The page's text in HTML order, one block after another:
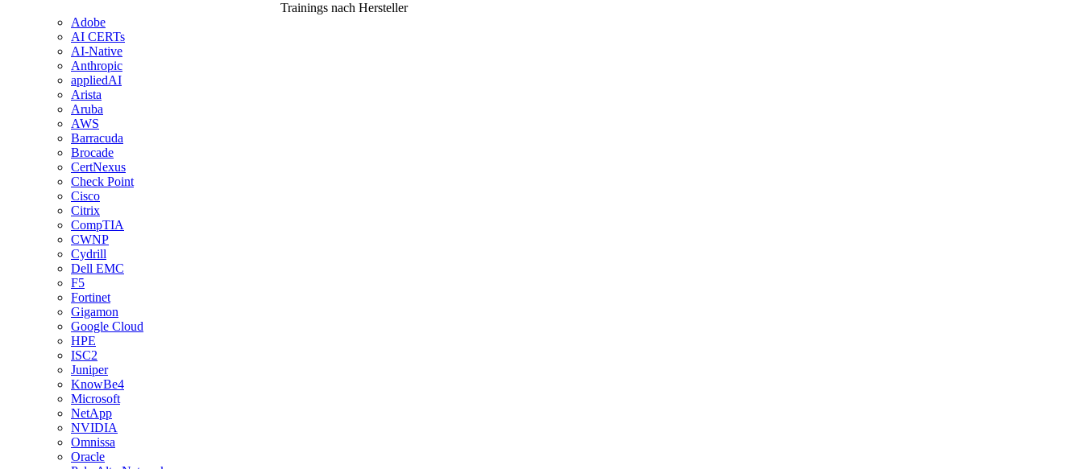
Trainings nach Hersteller
Adobe
AI CERTs
AI-Native
Anthropic
appliedAI
Arista
Aruba
AWS
Barracuda
Brocade
CertNexus
Check Point
Cisco
Citrix
CompTIA
CWNP
Cydrill
Dell EMC
F5
Fortinet
Gigamon
Google Cloud
HPE
ISC2
Juniper
KnowBe4
Microsoft
NetApp
NVIDIA
Omnissa
Oracle